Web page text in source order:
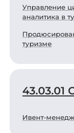
Управление
аналитика в
туризме
43.03.01
Ивент-